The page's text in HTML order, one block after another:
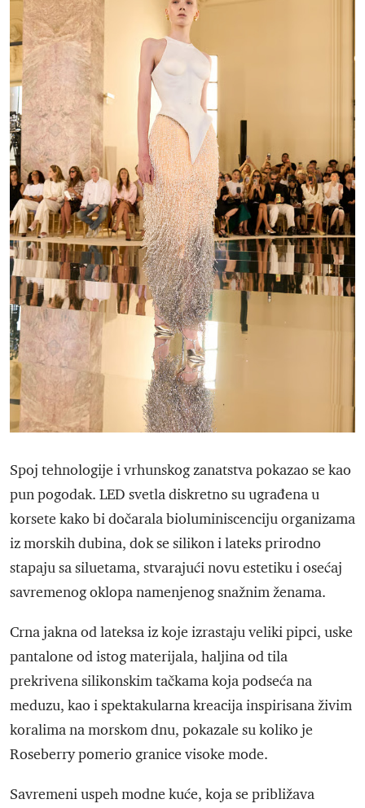
Spoj tehnologije i vrhunskog zanatstva pokazao se kao
pun pogodak. LED svetla diskretno su ugrađena u
korsete kako bi dočarala bioluminiscenciju organizama
iz morskih dubina, dok se silikon i lateks prirodno
stapaju sa siluetama, stvarajući novu estetiku i osećaj
savremenog oklopa namenjenog snažnim ženama.
Crna jakna od lateksa iz koje izrastaju veliki pipci, uske
pantalone od istog materijala, haljina od tila
prekrivena silikonskim tačkama koja podseća na
meduzu, kao i spektakularna kreacija inspirisana živim
koralima na morskom dnu, pokazale su koliko je
Roseberry pomerio granice visoke mode.
Savremeni uspeh modne kuće, koja se približava